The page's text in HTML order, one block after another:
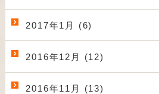
2017年1月 (6)
2016年12月 (12)
2016年11月 (13)